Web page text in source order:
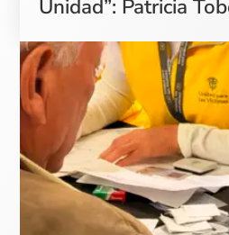
Unidad”: Patricia